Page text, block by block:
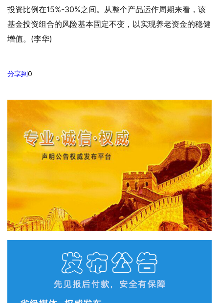
投资比例在15%-30%之间。从整个产品运作周期来看，该
基金投资组合的风险基本固定不变，以实现养老资金的稳健
增值。(李华)
分享到0